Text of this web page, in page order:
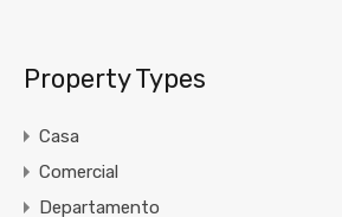
Property Types
Casa
Comercial
Departamento